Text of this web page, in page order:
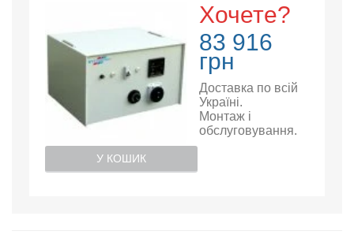
Хочете?
83 916
грн
Доставка по всій
Україні.
Монтаж і
обслуговування.
У КОШИК